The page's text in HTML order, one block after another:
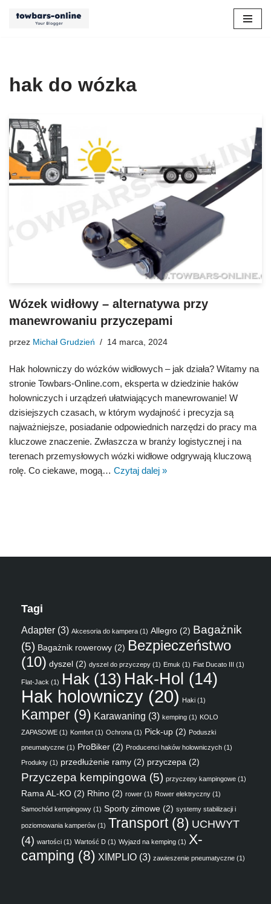
hak do wózka
Wózek widłowy – alternatywa przy
manewrowaniu przyczepami
przez Michał Grudzień 14 marca, 2024
Hak holowniczy do wózków widłowych – jak działa? Witamy na
stronie Towbars-Online.com, eksperta w dziedzinie haków
holowniczych i urządzeń ułatwiających manewrowanie! W
dzisiejszych czasach, w którym wydajność i precyzja są
najważniejsze, posiadanie odpowiednich narzędzi do pracy ma
kluczowe znaczenie. Zwłaszcza w branży logistycznej i na
terenach przemysłowych wózki widłowe odgrywają kluczową
rolę. Co ciekawe, mogą… Czytaj dalej »
Tagi
Adapter (3) Akcesoria do kampera (1) Allegro (2) Bagażnik
(5) Bagażnik rowerowy (2) Bezpieczeństwo
(10) dyszel (2) dyszel do przyczepy (1) Emuk (1) Fiat Ducato III (1)
Flat-Jack (1) Hak (13) Hak-Hol (14)
Hak holowniczy (20) Haki (1)
Kamper (9) Karawaning (3) kemping (1) KOLO
ZAPASOWE (1) Komfort (1) Ochrona (1) Pick-up (2) Poduszki
pneumatyczne (1) ProBiker (2) Producenci haków holowniczych (1)
Produkty (1) przedłużenie ramy (2) przyczepa (2)
Przyczepa kempingowa (5) przyczepy kampingowe (1)
Rama AL-KO (2) Rhino (2) rower (1) Rower elektryczny (1)
Samochód kempingowy (1) Sporty zimowe (2) systemy stabilizacji i
poziomowania kamperów (1) Transport(8) UCHWYT
(4) wartości (1) Wartość D (1) Wyjazd na kemping (1) X-
camping (8) XIMPLIO (3) zawieszenie pneumatyczne (1)